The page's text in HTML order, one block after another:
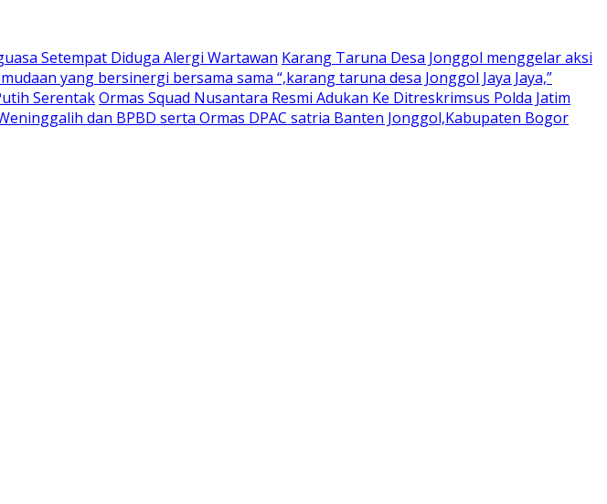
Setempat Diduga Alergi Wartawan Karang Taruna Desa Jonggol menggelar aksi
yang bersinergi bersama sama “,karang taruna desa Jonggol Jaya Jaya,”
SerentakOrmas Squad Nusantara Resmi Adukan Ke Ditreskrimsus Polda Jatim
dan BPBD serta Ormas DPAC satria Banten Jonggol,Kabupaten Bogor